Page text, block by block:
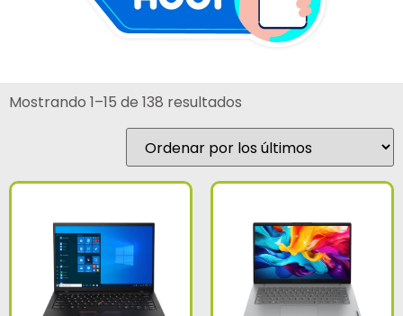
Mostrando 1–15 de 138 resultados